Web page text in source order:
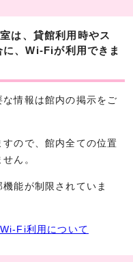
は、貸館利用時やス
、Wi-Fiが利用できま
情報は館内の掲示をご
ので、館内全ての位置
ん。
能が制限されていま
Fi利用について